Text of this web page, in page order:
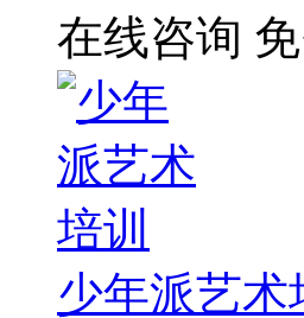
在线咨询
少年派艺术